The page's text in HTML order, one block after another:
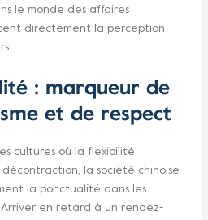
le monde des affaires
directement la perception
: marqueur de
et de respect
cultures où la flexibilité
la société chinoise
la ponctualité dans les
Arriver en retard à un rendez-